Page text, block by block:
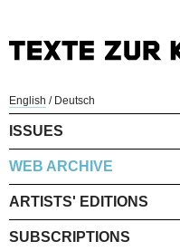
English / Deutsch
ISSUES
WEB ARCHIVE
ARTISTS' EDITIONS
SUBSCRIPTIONS